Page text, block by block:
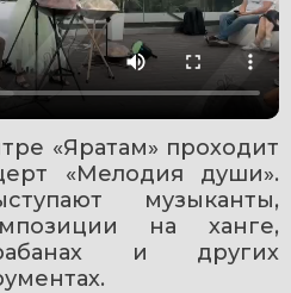
«Яратам» проходит
«Мелодия души».
музыканты,
на ханге,
и других